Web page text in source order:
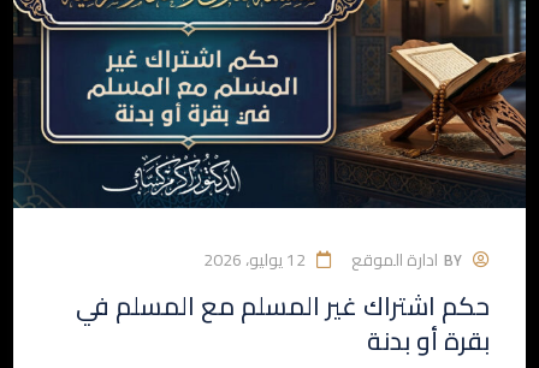
BY ادارة الموقع 12 يوليو، 2026
حكم اشتراك غير المسلم مع المسلم في
بقرة أو بدنة